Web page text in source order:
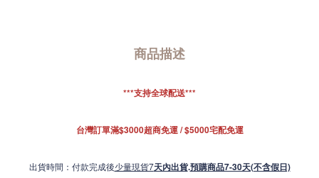
商品描述
***支持全球配送***
台灣訂單滿$3000超商免運 / $5000宅配免運
出貨時間：付款完成後少量現貨7天內出貨.預購商品7-30天(不含假日)